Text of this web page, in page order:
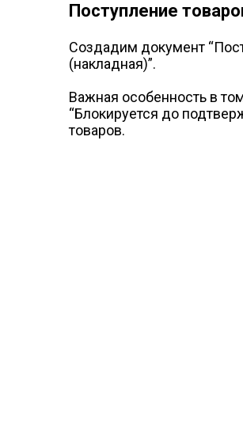
Поступление
Создадим документ
(накладная)”.
Важная особенность в
“Блокируется до
товаров.